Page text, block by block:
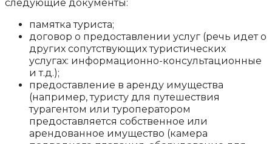
следующие документы:
памятка туриста;
договор о предоставлении услуг (речь идет о
других сопутствующих туристических
услугах: информационно-консультационные
и т.д.);
предоставление в аренду имущества
(например, туристу для путешествия
турагентом или туроператором
предоставляется собственное или
арендованное имущество (камера